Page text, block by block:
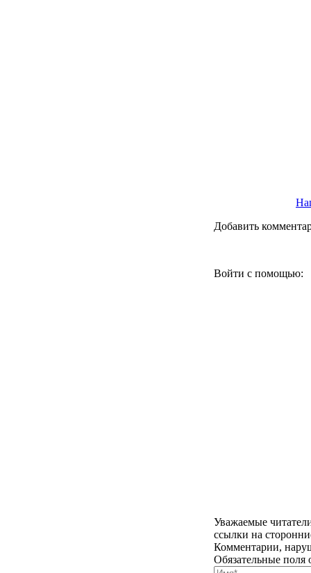
Добавить
Войти с помощью:
Уважаемые
ссылки на
Комментарии,
Обязательные поля